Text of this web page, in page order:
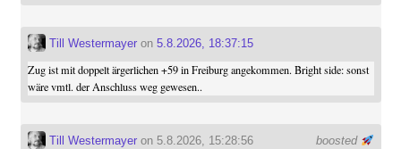
Till Westermayeron 5.8.2026, 18:37:15
Zug ist mit doppelt ärgerlichen +59 in Freiburg angekommen. Bright side: sonst
wäre vmtl. der Anschluss weg gewesen..
boosted
Till Westermayeron 5.8.2026, 15:28:56